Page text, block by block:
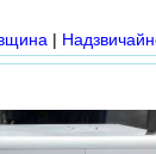
|